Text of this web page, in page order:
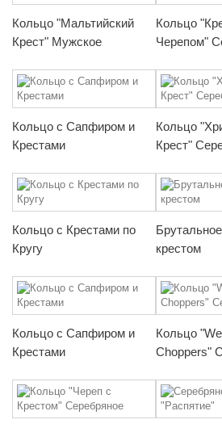
Кольцо "Мальтийский
Крест" Мужское
Кольцо
Черепом"
Кольцо с Сапфиром и
Крестами
Кольцо
Крест"
Кольцо с Крестами по
Кругу
крестом
Кольцо с Сапфиром и
Крестами
Кольцо
Choppers"